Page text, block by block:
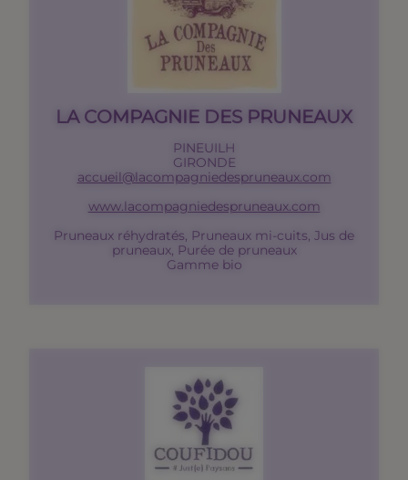
LA COMPAGNIE DES PRUNEAUX
PINEUILH
GIRONDE
accueil@lacompagniedespruneaux.com
www.lacompagniedespruneaux.com
Pruneaux réhydratés, Pruneaux mi-cuits, Jus de
pruneaux, Purée de pruneaux
Gamme bio